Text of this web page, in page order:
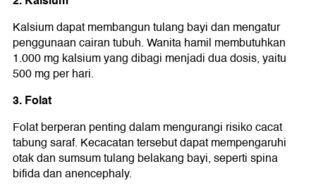
Kalsium dapat membangun tulang bayi dan mengatur
penggunaan cairan tubuh. Wanita hamil membutuhkan
1.000 mg kalsium yang dibagi menjadi dua dosis, yaitu
500 mg per hari.
3. Folat
Folat berperan penting dalam mengurangi risiko cacat
tabung saraf. Kecacatan tersebut dapat mempengaruhi
otak dan sumsum tulang belakang bayi, seperti spina
bifida dan anencephaly.